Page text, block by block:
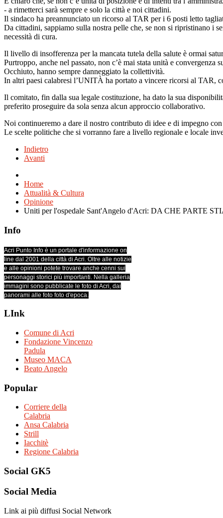
- a rimetterci sarà sempre e solo la città e noi cittadini.
Il sindaco ha preannunciato un ricorso al TAR per i 6 posti letto
Da cittadini, sappiamo sulla nostra pelle che, se non si ripristinano i
necessità di cura.
Il livello di insofferenza per la mancata tutela della salute è ormai
Purtroppo, anche nel passato, non c’è mai stata unità e
Occhiuto, hanno sempre danneggiato la collettività.
In altri paesi calabresi l’UNITÀ ha portato a vincere ricorsi al TAR,
Il comitato, fin dalla sua legale costituzione, ha dato la sua
preferito proseguire da sola senza alcun approccio collaborativo.
Noi continueremo a dare il nostro contributo di idee e di impegno
Le scelte politiche che si vorranno fare a livello regionale e locale
Indietro
Avanti
Home
Attualità & Cultura
Opinione
Uniti per l'ospedale Sant'Angelo d'Acri: DA CHE PARTE
Info
Acri Punto Info è un portale d'informazione on
line dal 2001 della città di Acri. Oltre alle notizie
e alle opinioni potete trovare anche cenni sui
personaggi storici più importanti. Nella galleria
immagini sono pubblicate le foto di Acri, dai
panorami alle foto foto d'epoca.
LInk
Comune di Acri
Fondazione Vincenzo
Padula
Museo MACA
Beato Angelo
Popular
Corriere della
Calabria
Ansa Calabria
Strill
Iacchitè
Regione Calabria
Social GK5
Social Media
Link ai più diffusi Social Network